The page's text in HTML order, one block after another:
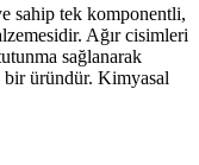
sahip tek komponentli,
Ağır cisimleri
sağlanarak
bir üründür. Kimyasal